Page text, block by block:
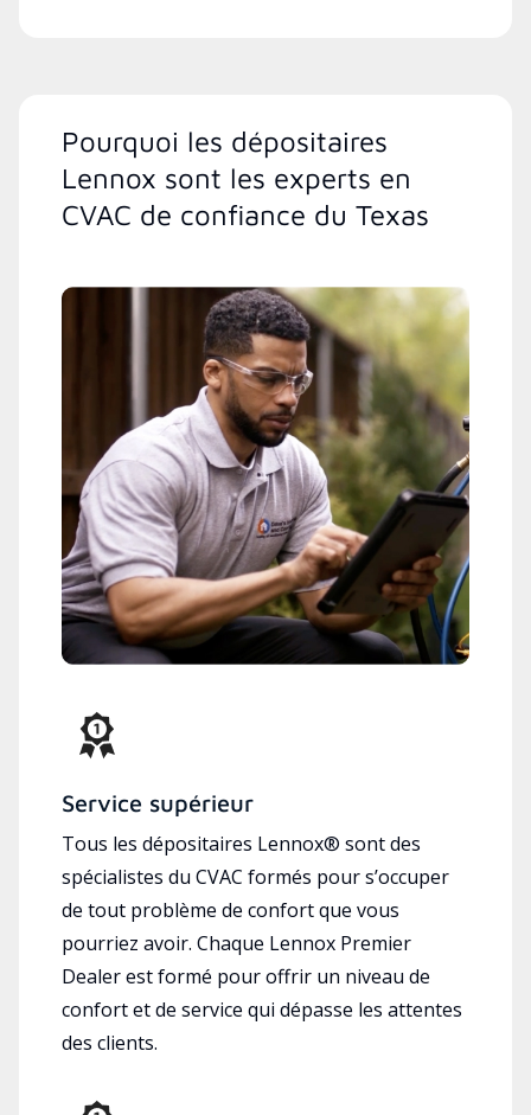
Pourquoi les dépositaires
Lennox sont les experts en
CVAC de confiance du Texas
Service supérieur
Tous les dépositaires Lennox® sont des
spécialistes du CVAC formés pour s’occuper
de tout problème de confort que vous
pourriez avoir. Chaque Lennox Premier
Dealer est formé pour offrir un niveau de
confort et de service qui dépasse les attentes
des clients.